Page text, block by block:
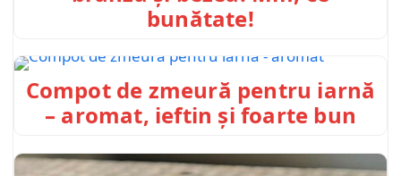
bunătate!
Compot de zmeură pentru iarnă
– aromat, ieftin și foarte bun